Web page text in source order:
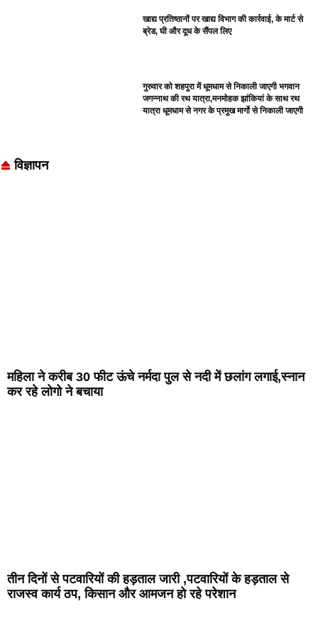
खाद्य प्रतिष्ठानों पर खाद्य विभाग की कार्रवाई, के मार्ट से
ब्रेड, घी और दूध के सैंपल लिए
गुरुवार को शहपुरा में धूमधाम से निकाली जाएगी भगवान
जगन्नाथ की रथ यात्रा,मनमोहक झांकियां के साथ रथ
यात्रा धूमधाम से नगर के प्रमुख मार्गो से निकाली जाएगी
विज्ञापन
महिला ने करीब 30 फीट ऊंचे नर्मदा पुल से नदी में छलांग लगाई,स्नान
कर रहे लोगो ने बचाया
तीन दिनों से पटवारियों की हड़ताल जारी ,पटवारियों के हड़ताल से
राजस्व कार्य ठप, किसान और आमजन हो रहे परेशान